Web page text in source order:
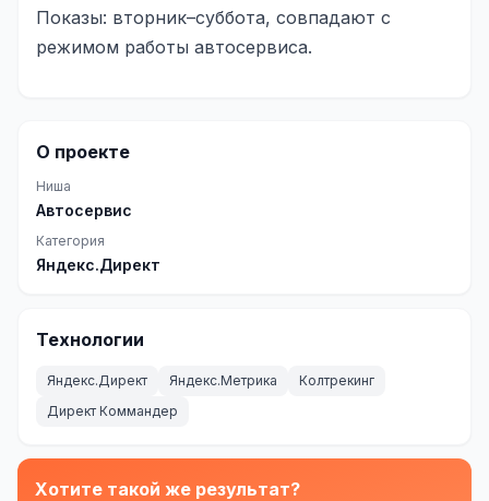
Одноклассники
EMAIL-МАРКЕТИНГ
Автоматизация
Сегментация базы
Персонализация
КОПИРАЙТИНГ
Продающие тексты
Показы: вторник–суббота, совпадают с
режимом работы автосервиса.
О проекте
Ниша
Автосервис
Категория
Яндекс.Директ
Технологии
Яндекс.Директ Яндекс.Метрика
Колтрекинг
Директ Коммандер
Хотите такой же результат?